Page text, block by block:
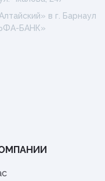
в г. Барнаул
БАНК»